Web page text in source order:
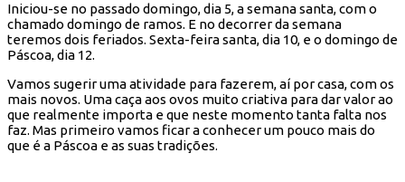
Iniciou-se no passado domingo, dia 5, a semana santa, com o
chamado domingo de ramos. E no decorrer da semana
teremos dois feriados. Sexta-feira santa, dia 10, e o domingo de
Páscoa, dia 12.
Vamos sugerir uma atividade para fazerem, aí por casa, com os
mais novos. Uma caça aos ovos muito criativa para dar valor ao
que realmente importa e que neste momento tanta falta nos
faz. Mas primeiro vamos ficar a conhecer um pouco mais do
que é a Páscoa e as suas tradições.